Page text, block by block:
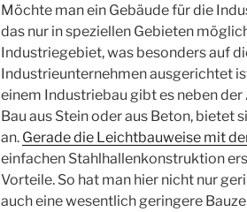
Möchte man ein Gebäude für die
das nur in speziellen Gebieten
Industriegebiet, was besonders auf
Industrieunternehmen ausgerichtet
einem Industriebau gibt es neben
Bau aus Stein oder aus Beton, bietet
an. Gerade die Leichtbauweise mit
einfachen Stahlhallenkonstruktion
Vorteile. So hat man hier nicht nur
auch eine wesentlich geringere